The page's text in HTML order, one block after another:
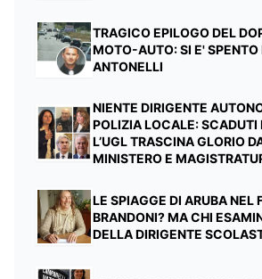
TRAGICO EPILOGO DEL
MOTO-AUTO: SI E' SPENTO
ANTONELLI
NIENTE DIRIGENTE
POLIZIA LOCALE: SCADUTI
L’UGL TRASCINA GLORIO
MINISTERO E
LE SPIAGGE DI ARUBA NEL
BRANDONI? MA CHI
DELLA DIRIGENTE